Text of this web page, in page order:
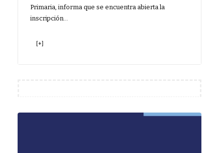
Primaria, informa que se encuentra abierta la
inscripción…
[+]